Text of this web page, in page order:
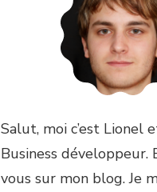
Salut, moi c’est Lionel
Business développeur.
vous sur mon blog. Je